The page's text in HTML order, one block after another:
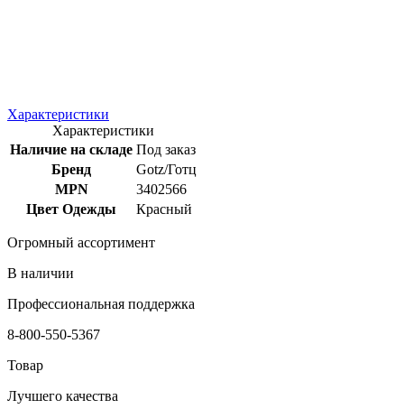
Характеристики
Характеристики
Наличие на складе Под заказ
Бренд
Gotz/Готц
MPN
3402566
Цвет Одежды
Красный
Огромный ассортимент
В наличии
Профессиональная поддержка
8-800-550-5367
Товар
Лучшего качества